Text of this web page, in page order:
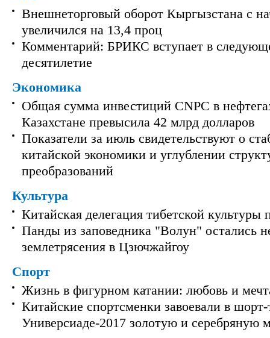
Внешнеторговый оборот Кыргызстана с
увеличился на 13,4 проц
Комментарий: БРИКС вступает в
десятилетие
Экономика
Общая сумма инвестиций CNPC в
Казахстане превысила 42 млрд долларов
Показатели за июль свидетельствуют о
китайской экономики и углублении
преобразований
Культура
Китайская делегация тибетской культуры
Панды из заповедника "Волун" остались
землетрясения в Цзючжайгоу
Спорт
Жизнь в фигурном катании: любовь и
Китайские спортсменки завоевали в шорт-
Универсиаде-2017 золотую и серебряную